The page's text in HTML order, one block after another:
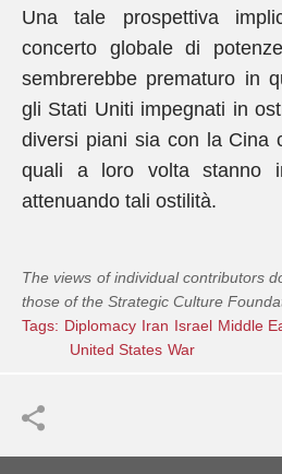
Una tale prospettiva
concerto globale di
sembrerebbe prematuro in
gli Stati Uniti impegnati in
diversi piani sia con la Cina
quali a loro volta stanno
attenuando tali ostilità.
The views of individual contributors
those of the Strategic Culture
Tags: Diplomacy Iran Israel Middle
United States War